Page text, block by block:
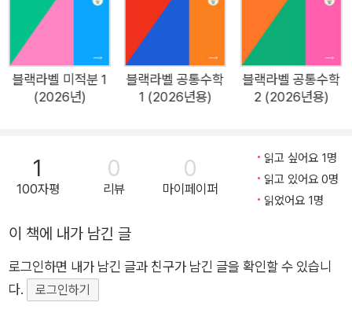
도 문제의 비율이 50% 이상을 차지하는 다이아몬드식 문항 구
성을 갖추고 있습니다. 3. 단계별 학습 프로젝트로 수학 실력 증
진 및 수학적 자신감 향상 블랙라벨은 1등급 달성을 위한 단계별
학습 프로젝트를 통해 학생들의 수학 실력을 체계적으로 향상시
키고, 수학적 자신감을 증진시키는 비법서입니다. 블랙라벨은 기
설과 다양한 풀이 방법을 통해 문제 해결의 흐름 파악에 용이 블
랙라벨은 입체적인 해설을 제공합니다. 명쾌한 해설과 함께 단계
하였으며, 다양한 풀이 방법과 차별화된 특강, 그리고 선배들의
노하우도 함께 제시되어, 학생들에게 문제 해결의 다양한 시각을
길러줍니다. 블랙라벨은 상위권 학생들을 위한 최적화된 수학 문
제집으로, 고난도 문제 해결 능력을 극대화하여 1등급 목표 달성
블랙라벨 미적분 1
(2026년)
블랙라벨 공통수학
1 (2026년용)
블랙라벨 공통수학
2 (2026년용)
1
100자평
0
리뷰
0
마이페이퍼
읽고 싶어요 1명
읽고 있어요 0명
읽었어요 1명
이 책에 내가 남긴 글
로그인하면 내가 남긴 글과 친구가 남긴 글을 확인할 수 있습니
다.
로그인하기